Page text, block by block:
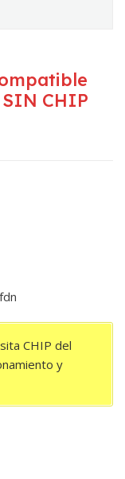
CHIP
CHIP del
y